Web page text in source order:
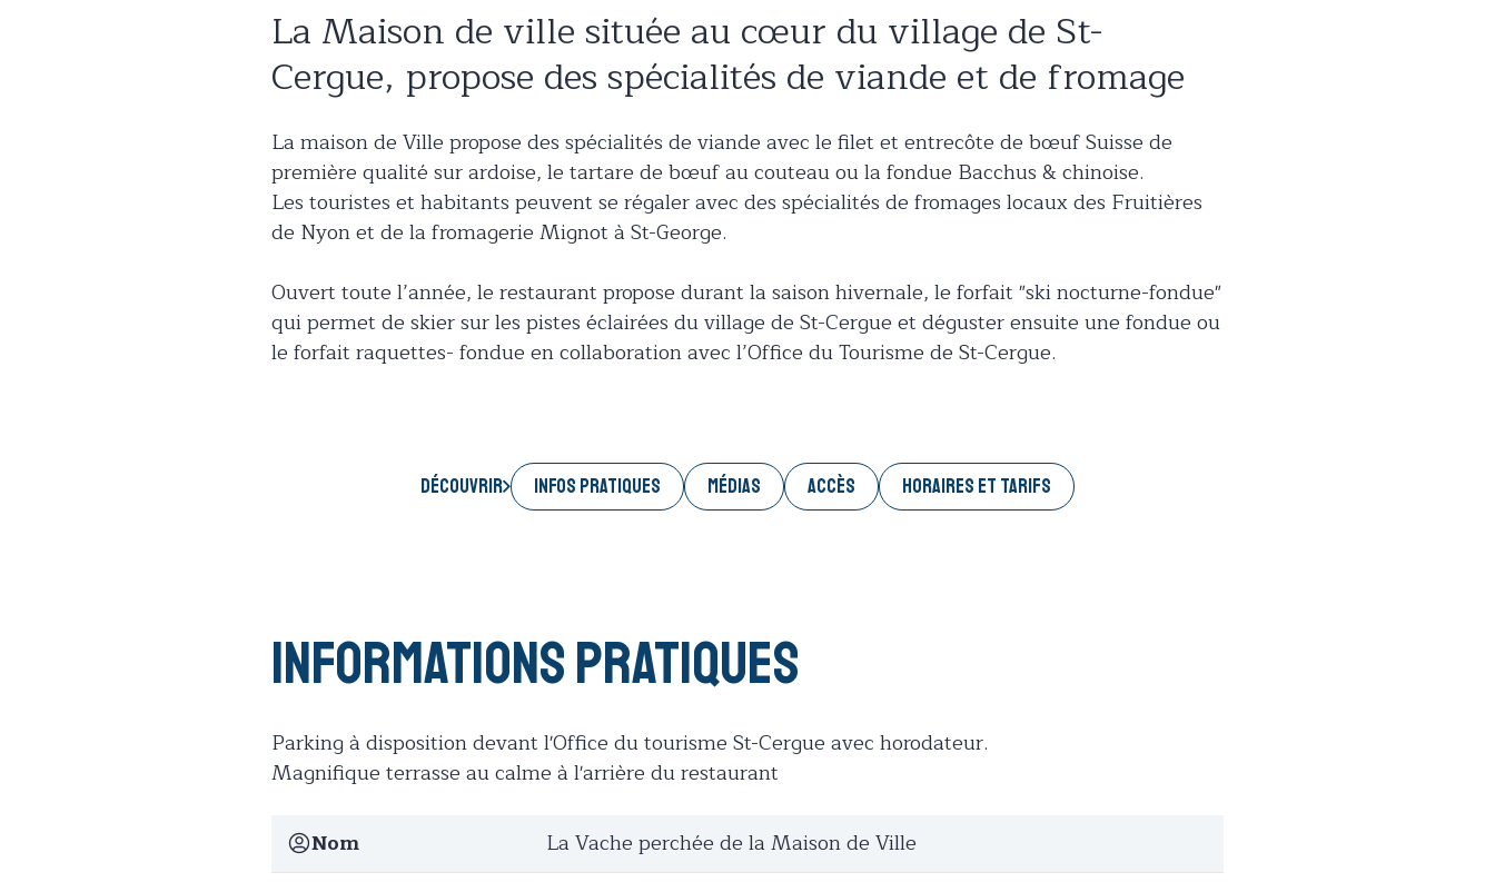
La Maison de ville située au cœur du village de St-
Cergue, propose des spécialités de viande et de fromage
La maison de Ville propose des spécialités de viande avec le filet et entrecôte de bœuf Suisse de
première qualité sur ardoise, le tartare de bœuf au couteau ou la fondue Bacchus & chinoise.
Les touristes et habitants peuvent se régaler avec des spécialités de fromages locaux des Fruitières
de Nyon et de la fromagerie Mignot à St-George.
Ouvert toute l’année, le restaurant propose durant la saison hivernale, le forfait "ski nocturne-fondue"
qui permet de skier sur les pistes éclairées du village de St-Cergue et déguster ensuite une fondue ou
le forfait raquettes- fondue en collaboration avec l’Office du Tourisme de St-Cergue.
Découvrir INFOS PRATIQUES MÉDIAS ACCÈS HORAIRES ET TARIFS
Informations pratiques
Parking à disposition devant l'Office du tourisme St-Cergue avec horodateur.
Magnifique terrasse au calme à l'arrière du restaurant
Nom
La Vache perchée de la Maison de Ville